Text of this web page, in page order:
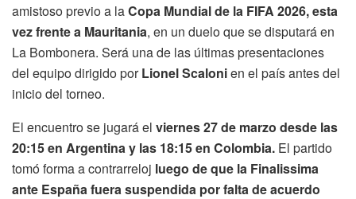
amistoso previo a laCopa Mundial de la FIFA 2026, esta
vez frente a Mauritania, en un duelo que se disputará en
La Bombonera. Será una de las últimas presentaciones
del equipo dirigido porLionel Scalonien el país antes del
inicio del torneo.
El encuentro se jugará el viernes 27 de marzo desde las
20:15 en Argentina y las 18:15 en Colombia. El partido
tomó forma a contrarreloj luego de que la Finalissima
ante España fuera suspendida por falta de acuerdo